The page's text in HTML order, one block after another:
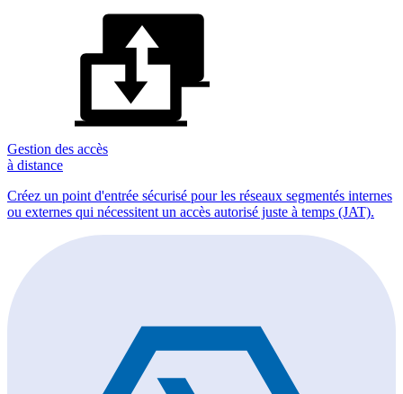
Gestion des accès
à distance
Créez un point d'entrée sécurisé pour les réseaux segmentés internes
ou externes qui nécessitent un accès autorisé juste à temps (JAT).